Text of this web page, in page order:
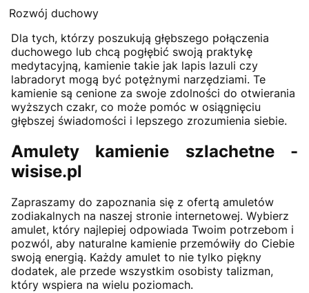
Rozwój duchowy
Dla tych, którzy poszukują głębszego połączenia
duchowego lub chcą pogłębić swoją praktykę
medytacyjną, kamienie takie jak lapis lazuli czy
labradoryt mogą być potężnymi narzędziami. Te
kamienie są cenione za swoje zdolności do otwierania
wyższych czakr, co może pomóc w osiągnięciu
głębszej świadomości i lepszego zrozumienia siebie.
Amulety kamienie szlachetne -
wisise.pl
Zapraszamy do zapoznania się z ofertą amuletów
zodiakalnych na naszej stronie internetowej. Wybierz
amulet, który najlepiej odpowiada Twoim potrzebom i
pozwól, aby naturalne kamienie przemówiły do Ciebie
swoją energią. Każdy amulet to nie tylko piękny
dodatek, ale przede wszystkim osobisty talizman,
który wspiera na wielu poziomach.